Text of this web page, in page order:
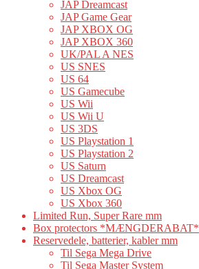
JAP Dreamcast
JAP Game Gear
JAP XBOX OG
JAP XBOX 360
UK/PAL A NES
US SNES
US 64
US Gamecube
US Wii
US Wii U
US 3DS
US Playstation 1
US Playstation 2
US Saturn
US Dreamcast
US Xbox OG
US Xbox 360
Limited Run, Super Rare mm
Box protectors *MÆNGDERABAT*
Reservedele, batterier, kabler mm
Til Sega Mega Drive
Til Sega Master System